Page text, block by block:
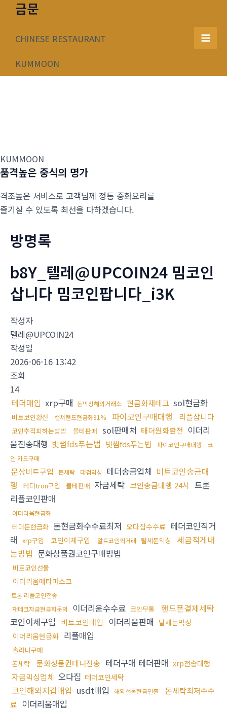
너
금문
CHINESE RESTAURANT
KUMMOON
Main
KUMMOON
품격높은 중식의 명가
격조높은 서비스로 고객님께 정통 중화요리를
즐기실 수 있도록 최선을 다하겠습니다.
방명록
b8Y_텔레@UPCOIN24 밈코인
삽니다 밈코인팝니다_i3K
작성자
텔레@UPCOIN24
작성일
2026-06-16 13:42
조회
14
테더매입 xrp구매 돈믹싱해외거래소 현금화재테크 sol현금화
비트코인환전 컬쳐랜드현금화91% 파이코인구매대행 리플삽니다
코인추적피하는방법 블테판매 sol판매처 태더원화환전 이더리
움전송대행 빗썸fds푸는법 빗썸fds푸는법 파이코인구매대행
코
인 카드구매
문상비트구입 돈세탁 대검믹싱 테더송금업체 비트코인송금대
행
테더tron구입 블테판매 자금세탁 코인송금대행 24시 트론
리플코인판매
이더리움현금화
테더돈현금화 돈현금화수수료최저 오다집수수료 테더코인직거
래 xrp구입 코인이체구입 알트코인퀵거래 탈세돈믹싱
세금적게내
는방법 문화상품권코인구매방법
비트코인선물
이더리움메타마스크
트론 리플코인전송
재테크자금현금화문의
이더리움수수료 코인무통
핸드폰결제세탁
코인이체구입
비트코인매입 이더리움판매 탈세돈믹싱
이더리움현금화 리플매입
솔라나구매
돈세탁
문화상품권테더전송 테더구매 테더판매 xrp전송대행
자금믹싱업체 오다집 테더코인세탁
코인해외지갑매입 usdt매입 해외선물현금인출
돈세탁최저수수
료 이더리움매입